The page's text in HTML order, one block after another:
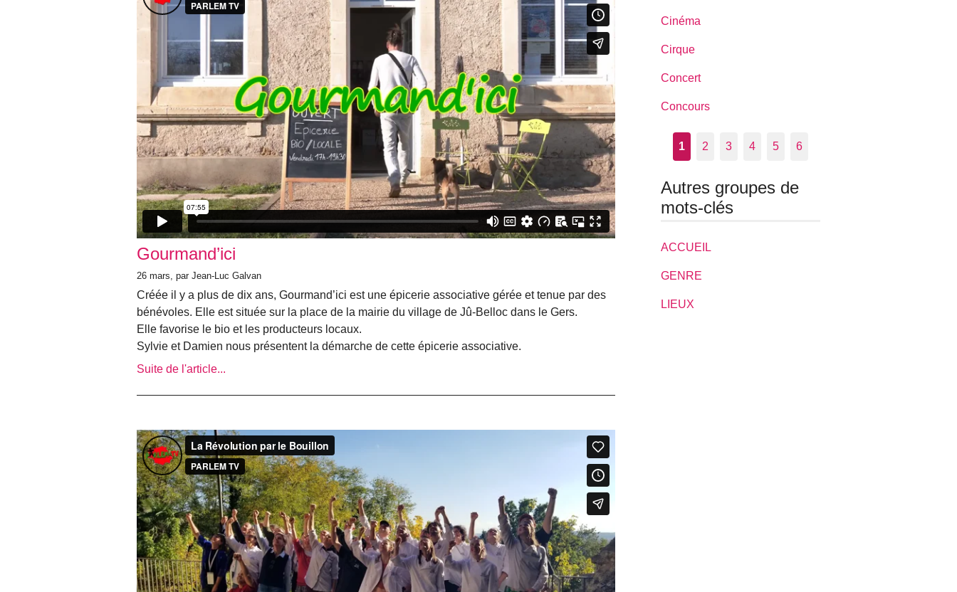
Gourmand’ici
26 mars, par Jean-Luc Galvan
Créée il y a plus de dix ans, Gourmand’ici est une épicerie associative gérée et tenue par des
bénévoles. Elle est située sur la place de la mairie du village de Jû-Belloc dans le Gers.
Elle favorise le bio et les producteurs locaux.
Sylvie et Damien nous présentent la démarche de cette épicerie associative.
Suite de l'article...
Cinéma
Cirque
Concert
Concours
1 2 3 4 5 6
Autres groupes de
mots-clés
ACCUEIL
GENRE
LIEUX